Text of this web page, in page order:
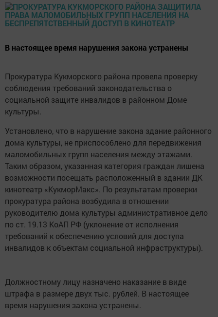
В настоящее время нарушения закона устранены
Прокуратура Кукморского района провела проверку
соблюдения требований законодательства о
социальной защите инвалидов в районном Доме
культуры.
Установлено, что в нарушение закона здание районного
дома культуры, не приспособлено для передвижения
маломобильных групп населения между этажами.
Таким образом, указанная категория граждан лишена
возможности посещать расположенный в здании ДК
кинотеатр «КукморМакс». По результатам проверки
прокуратура района возбудила в отношении
руководителю дома культуры административное дело
по ст. 19.13 КоАП РФ (уклонение от исполнения
требований к обеспечению условий для доступа
инвалидов к объектам социальной инфраструктуры).
Должностному лицу назначено наказание в виде
штрафа в размере двух тыс. рублей. В настоящее
время нарушения закона устранены.